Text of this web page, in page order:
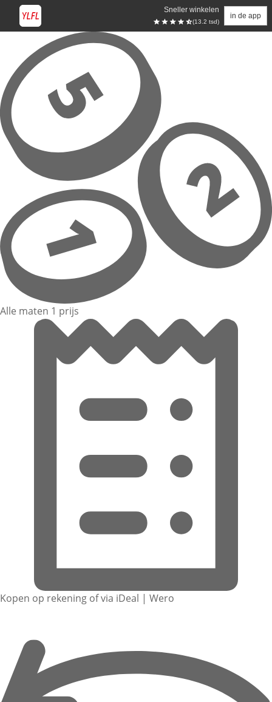
Sneller winkelen
(13.2 tsd)
in de app
Overslaan naar hoofdinhoud
Alle maten 1 prijs
Kopen op rekening of via iDeal | Wero